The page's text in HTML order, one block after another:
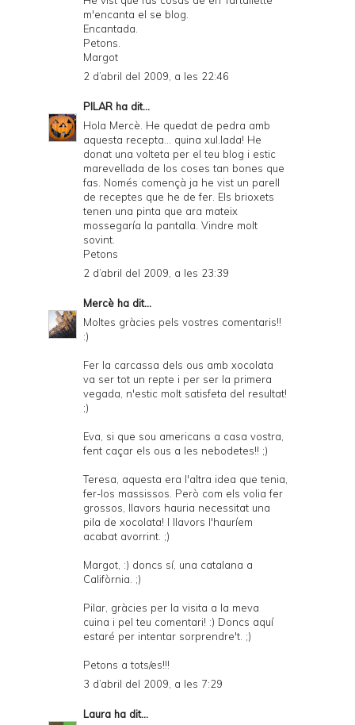
m'encanta el se blog.
Encantada.
Petons.
Margot
2 d’abril del 2009, a les 22:46
PILAR ha dit...
Hola Mercè. He quedat de pedra amb
aquesta recepta... quina xul.lada! He
donat una volteta per el teu blog i estic
marevellada de los coses tan bones que
fas. Només començà ja he vist un parell
de receptes que he de fer. Els brioxets
tenen una pinta que ara mateix
mossegaría la pantalla. Vindre molt
sovint.
Petons
2 d’abril del 2009, a les 23:39
Mercè ha dit...
Moltes gràcies pels vostres comentaris!!
:)
Fer la carcassa dels ous amb xocolata
va ser tot un repte i per ser la primera
vegada, n'estic molt satisfeta del resultat!
;)
Eva, si que sou americans a casa vostra,
fent caçar els ous a les nebodetes!! ;)
Teresa, aquesta era l'altra idea que tenia,
fer-los massissos. Però com els volia fer
grossos, llavors hauria necessitat una
pila de xocolata! I llavors l'hauríem
acabat avorrint. ;)
Margot, :) doncs sí, una catalana a
Califòrnia. ;)
Pilar, gràcies per la visita a la meva
cuina i pel teu comentari! :) Doncs aquí
estaré per intentar sorprendre't. ;)
Petons a tots/es!!!
3 d’abril del 2009, a les 7:29
Laura ha dit...